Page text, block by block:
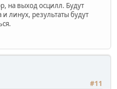
на выход осцилл. Будут
линух, результаты будут
#11